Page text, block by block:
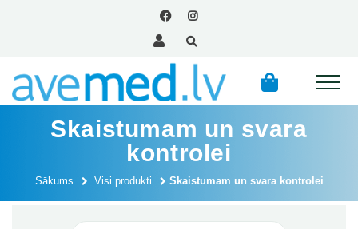
Skaistumam un svara
kontrolei
Sākums Visi produkti Skaistumam un svara kontrolei